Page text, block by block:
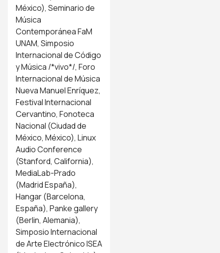
México), Seminario de
Música
Contemporánea FaM
UNAM, Simposio
Internacional de Código
y Música /*vivo*/, Foro
Internacional de Música
Nueva Manuel Enríquez,
Festival Internacional
Cervantino, Fonoteca
Nacional (Ciudad de
México, México), Linux
Audio Conference
(Stanford, California),
MediaLab-Prado
(Madrid España),
Hangar (Barcelona,
España), Panke gallery
(Berlin, Alemania),
Simposio Internacional
de Arte Electrónico ISEA